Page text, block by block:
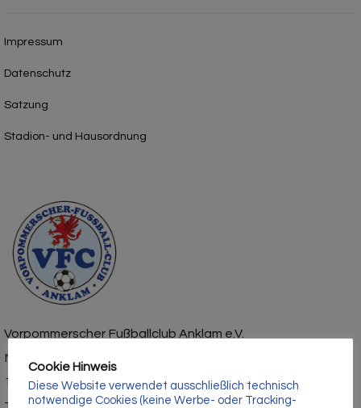
Impressum
Datenschutz
Satzung
Stadion- und Hausordnung
Vorpommerscher Fußballclub Anklam e.V.
Mühlenstraße 1
17389 Anklam
Cookie Hinweis
Diese Website verwendet ausschließlich technisch
notwendige Cookies (keine Werbe- oder Tracking-